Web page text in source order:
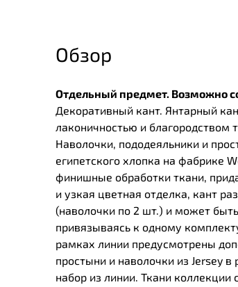
Обзор
Отдельный предмет. Возможно
Декоративный кант. Янтарный
лаконичностью и благородством
Наволочки, пододеяльники и
египетского хлопка на фабрике
финишные обработки ткани,
и узкая цветная отделка, кант
(наволочки по 2 шт.) и может
привязываясь к одному
рамках линии предусмотрены
простыни и наволочки из Jersey
набор из линии. Ткани коллекции